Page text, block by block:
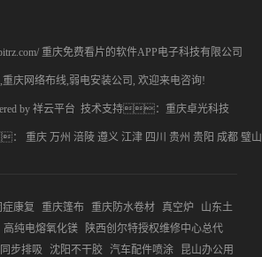
重庆免费看片的软件APP电子科技有限公司
,重庆网络布线,弱电安装公司 , 欢迎来电咨询!
by 祥云平台 技术支持： 重庆卓光科技
： 重庆 万州 涪陵 遵义 江津 四川 贵州 贵阳 成都 璧山
症康复 重庆篷布 重庆防水卷材 真空炉
山东土
高纯电熔氧化镁
陕西创尔特授权维修中心总代
同步排吸 沈阳不干胶 汽车配件喷涂
昆山办公用